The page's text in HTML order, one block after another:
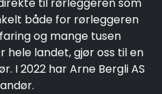
både for rørleggeren
og mange tusen
landet, gjør oss til en
I 2022 har Arne Bergli AS